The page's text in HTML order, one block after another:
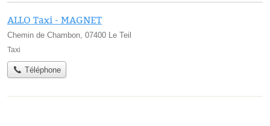
ALLO Taxi - MAGNET
Chemin de Chambon, 07400 Le Teil
Taxi
Téléphone